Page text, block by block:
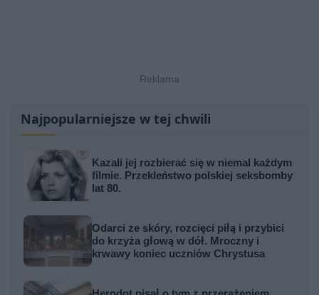
Najpopularniejsze w tej chwili
Kazali jej rozbierać się w niemal każdym
filmie. Przekleństwo polskiej seksbomby
lat 80.
Odarci ze skóry, rozcięci piłą i przybici
do krzyża głową w dół. Mroczny i
krwawy koniec uczniów Chrystusa